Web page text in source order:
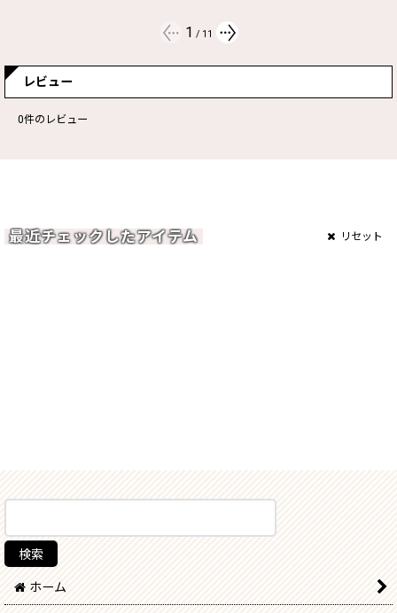
2 / 11
レビュー
0件のレビュー
最近チェックしたアイテム リセット
ホーム